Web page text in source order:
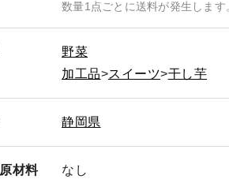
数量1点ごとに送料が発生します
野菜
加工品
スイーツ 干し芋
静岡県
原材料 なし